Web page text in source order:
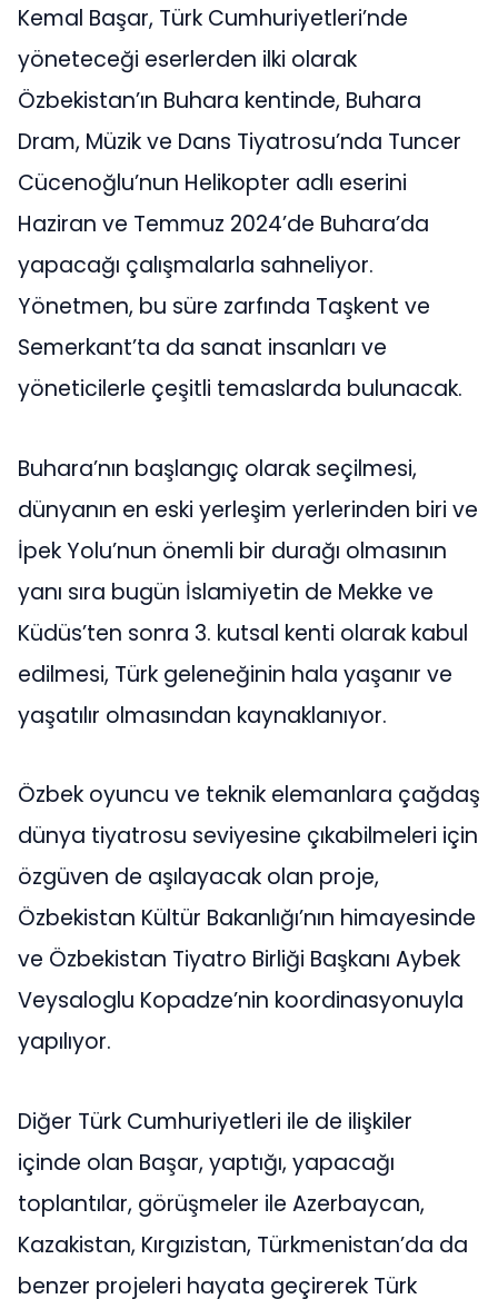
Kemal Başar, Türk Cumhuriyetleri’nde
yöneteceği eserlerden ilki olarak
Özbekistan’ın Buhara kentinde, Buhara
Dram, Müzik ve Dans Tiyatrosu’nda Tuncer
Cücenoğlu’nun Helikopter adlı eserini
Haziran ve Temmuz 2024’de Buhara’da
yapacağı çalışmalarla sahneliyor.
Yönetmen, bu süre zarfında Taşkent ve
Semerkant’ta da sanat insanları ve
yöneticilerle çeşitli temaslarda bulunacak.
Buhara’nın başlangıç olarak seçilmesi,
dünyanın en eski yerleşim yerlerinden biri ve
İpek Yolu’nun önemli bir durağı olmasının
yanı sıra bugün İslamiyetin de Mekke ve
Küdüs’ten sonra 3. kutsal kenti olarak kabul
edilmesi, Türk geleneğinin hala yaşanır ve
yaşatılır olmasından kaynaklanıyor.
Özbek oyuncu ve teknik elemanlara çağdaş
dünya tiyatrosu seviyesine çıkabilmeleri için
özgüven de aşılayacak olan proje,
Özbekistan Kültür Bakanlığı’nın himayesinde
ve Özbekistan Tiyatro Birliği Başkanı Aybek
Veysaloglu Kopadze’nin koordinasyonuyla
yapılıyor.
Diğer Türk Cumhuriyetleri ile de ilişkiler
içinde olan Başar, yaptığı, yapacağı
toplantılar, görüşmeler ile Azerbaycan,
Kazakistan, Kırgızistan, Türkmenistan’da da
benzer projeleri hayata geçirerek Türk